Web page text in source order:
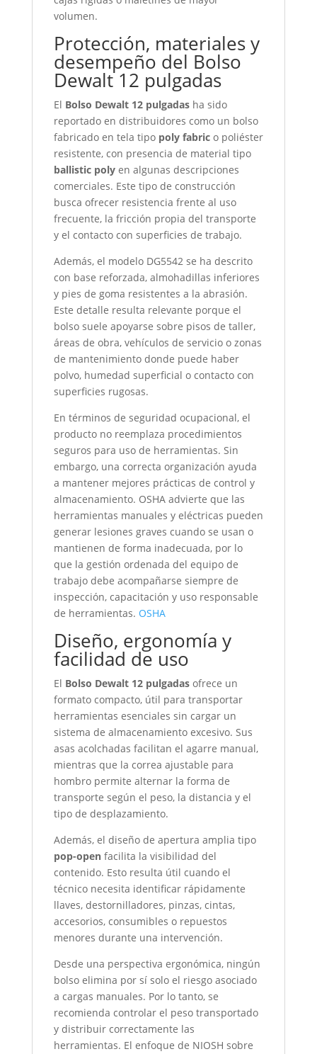
volumen.
Protección, materiales y
desempeño del Bolso
Dewalt 12 pulgadas
El Bolso Dewalt 12 pulgadasha sido
reportado en distribuidores como un bolso
fabricado en tela tipo poly fabrico poliéster
resistente, con presencia de material tipo
ballistic polyen algunas descripciones
comerciales. Este tipo de construcción
busca ofrecer resistencia frente al uso
frecuente, la fricción propia del transporte
y el contacto con superficies de trabajo.
Además, el modelo DG5542 se ha descrito
con base reforzada, almohadillas inferiores
y pies de goma resistentes a la abrasión.
Este detalle resulta relevante porque el
bolso suele apoyarse sobre pisos de taller,
áreas de obra, vehículos de servicio o zonas
de mantenimiento donde puede haber
polvo, humedad superficial o contacto con
superficies rugosas.
En términos de seguridad ocupacional, el
producto no reemplaza procedimientos
seguros para uso de herramientas. Sin
embargo, una correcta organización ayuda
a mantener mejores prácticas de control y
almacenamiento. OSHA advierte que las
herramientas manuales y eléctricas pueden
generar lesiones graves cuando se usan o
mantienen de forma inadecuada, por lo
que la gestión ordenada del equipo de
trabajo debe acompañarse siempre de
inspección, capacitación y uso responsable
de herramientas. OSHA
Diseño, ergonomía y
facilidad de uso
El Bolso Dewalt 12 pulgadasofrece un
formato compacto, útil para transportar
herramientas esenciales sin cargar un
sistema de almacenamiento excesivo. Sus
asas acolchadas facilitan el agarre manual,
mientras que la correa ajustable para
hombro permite alternar la forma de
transporte según el peso, la distancia y el
tipo de desplazamiento.
Además, el diseño de apertura amplia tipo
pop-openfacilita la visibilidad del
contenido. Esto resulta útil cuando el
técnico necesita identificar rápidamente
llaves, destornilladores, pinzas, cintas,
accesorios, consumibles o repuestos
menores durante una intervención.
Desde una perspectiva ergonómica, ningún
bolso elimina por sí solo el riesgo asociado
a cargas manuales. Por lo tanto, se
recomienda controlar el peso transportado
y distribuir correctamente las
herramientas. El enfoque de NIOSH sobre